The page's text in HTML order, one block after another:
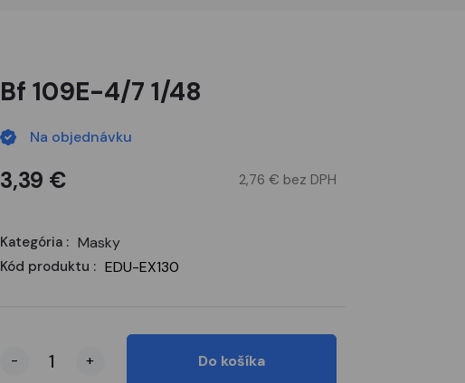
Bf 109E-4/7 1/48
Na objednávku
3,39 € 2,76 € bez DPH
Kategória : Masky
Kód produktu : EDU-EX130
- + Do košíka